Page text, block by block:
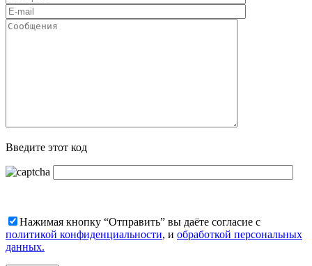
Введите этот код
Нажимая кнопку “Отправить” вы даёте согласие с
политикой конфиденциальности, и обработкой персональных
данных.